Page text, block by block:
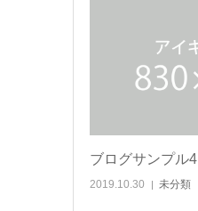
ブログサンプル4
2019.10.30 未分類